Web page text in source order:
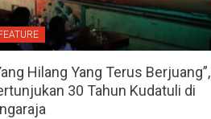
Hilang Yang Terus Berjuang”,
30 Tahun Kudatuli di